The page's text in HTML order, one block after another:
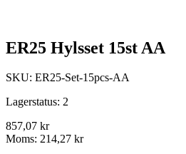
ER25 Hylsset 15st AA
SKU: ER25-Set-15pcs-AA
Lagerstatus: 2
857,07 kr
Moms: 214,27 kr